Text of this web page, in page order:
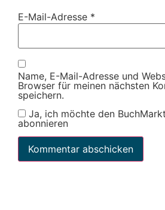
E-Mail-Adresse *
Name, E-Mail-Adresse und
Browser für meinen nächsten
speichern.
Ja, ich möchte den
abonnieren